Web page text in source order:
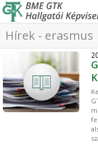
Hírek - erasmus